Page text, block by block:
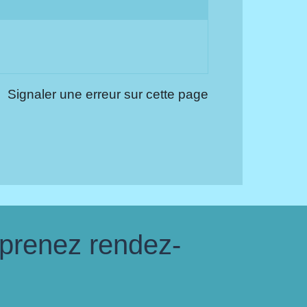
Signaler une erreur sur cette page
rendez-